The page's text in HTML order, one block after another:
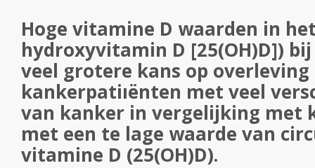
Hoge vitamine D waarden in
hydroxyvitamin D [25(OH)D])
veel grotere kans op
kankerpatiıënten met veel
van kanker in vergelijking met
met een te lage waarde van
vitamine D (25(OH)D).